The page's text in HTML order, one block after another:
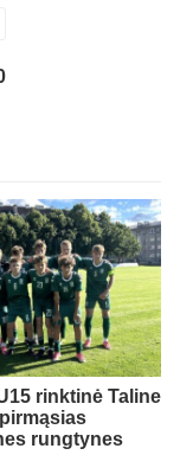
rinktinė Taline
rungtynes